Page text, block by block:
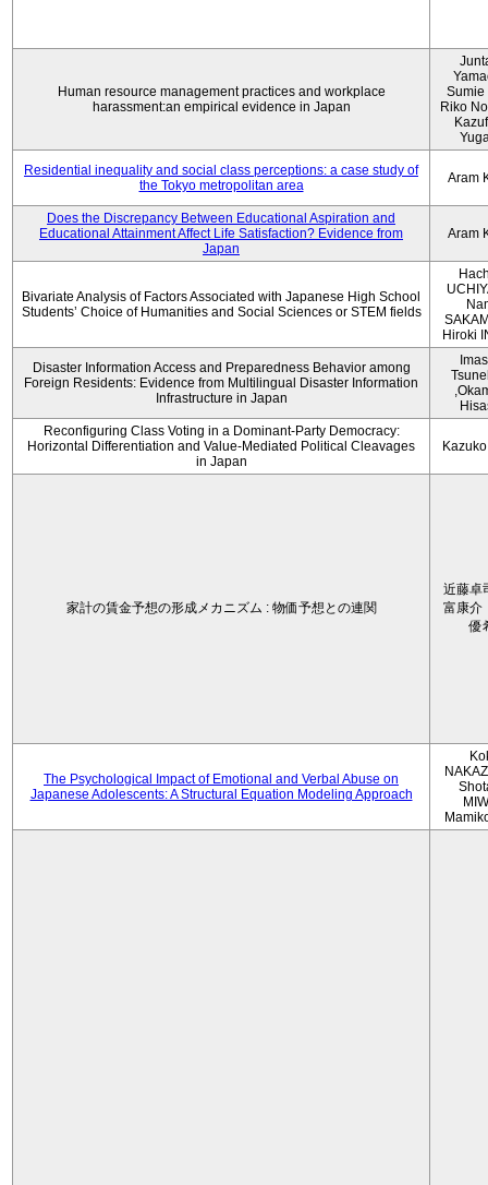
Human resource management practices and workplace
harassment:an empirical evidence in Japan
Sumie
Riko
Residential inequality and social class perceptions: a case study of
the Tokyo metropolitan area
Aram
Does the Discrepancy Between Educational Aspiration and
Educational Attainment Affect Life Satisfaction? Evidence from
Japan
Aram
Bivariate Analysis of Factors Associated with Japanese High School
Students’ Choice of Humanities and Social Sciences or STEM fields
Hiroki
Disaster Information Access and Preparedness Behavior among
Foreign Residents: Evidence from Multilingual Disaster Information
Infrastructure in Japan
Reconfiguring Class Voting in a Dominant-Party Democracy:
Horizontal Differentiation and Value-Mediated Political Cleavages
in Japan
家計の賃金予想の形成メカニズム : 物価予想との連関
近藤卓
富康介
優
The Psychological Impact of Emotional and Verbal Abuse on
Japanese Adolescents: A Structural Equation Modeling Approach